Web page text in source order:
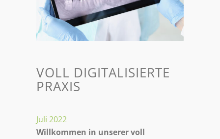
VOLL DIGITALISIERTE
PRAXIS
Juli 2022
Willkommen in unserer voll